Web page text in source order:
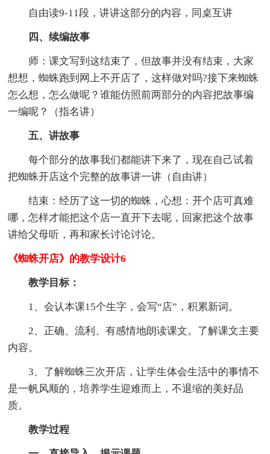
自由读9-11段，讲讲这部分的内容，同桌互讲
四、续编故事
师：课文写到这结束了，但故事并没有结束，大家
想想，蜘蛛跑到网上不开店了，这样做对吗?接下来蜘蛛
怎么想，怎么做呢？谁能仿照前两部分的内容把故事编
一编呢？（指名讲）
五、讲故事
每个部分的故事我们都能讲下来了，现在自己试着
把蜘蛛开店这个完整的故事讲一讲（自由讲）
结束：经历了这一切的蜘蛛，心想：开个店可真难
哪，怎样才能把这个店一直开下去呢，回家把这个故事
讲给父母听，再和家长讨论讨论。
《蜘蛛开店》的教学设计6
教学目标：
1、会认本课15个生字，会写“店”，积累新词。
2、正确、流利、有感情地朗读课文。了解课文主要
内容。
3、了解蜘蛛三次开店，让学生体会生活中的事情不
是一帆风顺的，培养学生迎难而上，不退缩的美好品
质。
教学过程